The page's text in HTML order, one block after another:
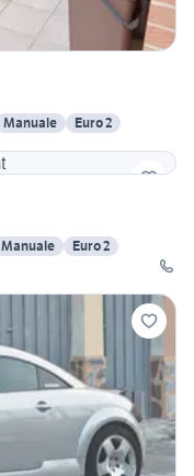
Manuale
Euro 2
Manuale
Euro 2